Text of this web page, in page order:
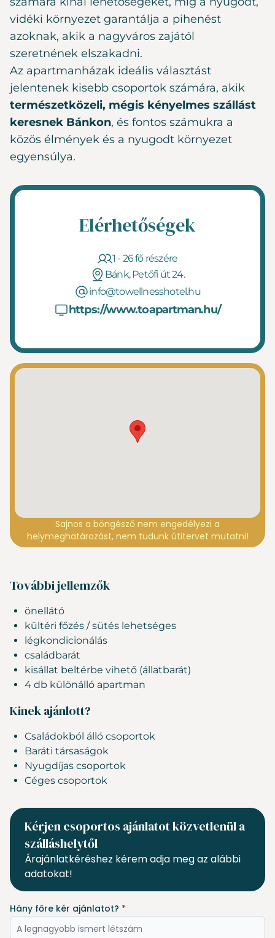
vidéki környezet garantálja a pihenést
azoknak, akik a nagyváros zajától
szeretnének elszakadni.
Az apartmanházak ideális választást
jelentenek kisebb csoportok számára, akik
természetközeli, mégis kényelmes szállást
keresnek Bánkon, és fontos számukra a
közös élmények és a nyugodt környezet
egyensúlya.
Elérhetőségek
1 - 26 fő részére
Bánk, Petőfi út 24.
info@towellnesshotel.hu
https://www.toapartman.hu/
Sajnos a böngésző nem engedélyezi a
helymeghatározást, nem tudunk útitervet mutatni!
További jellemzők
önellátó
kültéri főzés / sütés lehetséges
légkondicionálás
családbarát
kisállat beltérbe vihető (állatbarát)
4 db különálló apartman
Kinek ajánlott?
Családokból álló csoportok
Baráti társaságok
Nyugdíjas csoportok
Céges csoportok
Kérjen csoportos ajánlatot közvetlenül a
szálláshelytől
Árajánlatkéréshez kérem adja meg az alábbi
adatokat!
Hány főre kér ajánlatot? *